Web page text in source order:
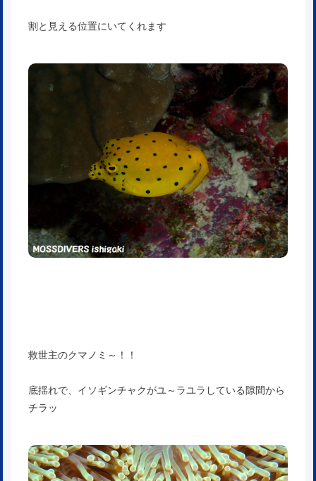
割と見える位置にいてくれます
救世主のクマノミ～！！
底揺れで、イソギンチャクがユ～ラユラしている隙間から
チラッ